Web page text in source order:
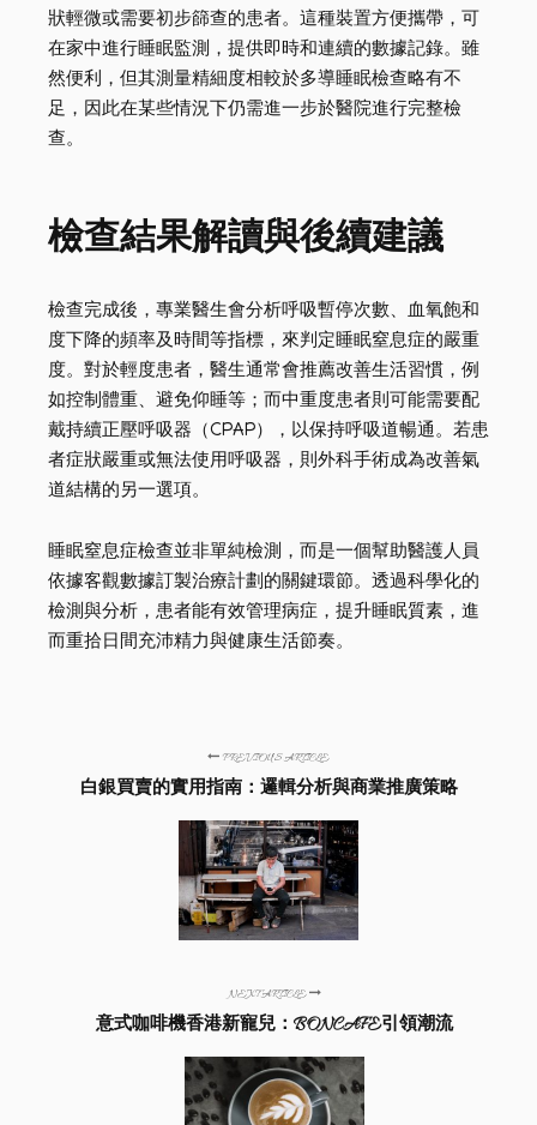
狀輕微或需要初步篩查的患者。這種裝置方便攜帶，可
在家中進行睡眠監測，提供即時和連續的數據記錄。雖
然便利，但其測量精細度相較於多導睡眠檢查略有不
足，因此在某些情況下仍需進一步於醫院進行完整檢
查。
檢查結果解讀與後續建議
檢查完成後，專業醫生會分析呼吸暫停次數、血氧飽和
度下降的頻率及時間等指標，來判定睡眠窒息症的嚴重
度。對於輕度患者，醫生通常會推薦改善生活習慣，例
如控制體重、避免仰睡等；而中重度患者則可能需要配
戴持續正壓呼吸器（CPAP），以保持呼吸道暢通。若患
者症狀嚴重或無法使用呼吸器，則外科手術成為改善氣
道結構的另一選項。
睡眠窒息症檢查並非單純檢測，而是一個幫助醫護人員
依據客觀數據訂製治療計劃的關鍵環節。透過科學化的
檢測與分析，患者能有效管理病症，提升睡眠質素，進
而重拾日間充沛精力與健康生活節奏。
PREVIOUS ARTICLE
白銀買賣的實用指南：邏輯分析與商業推廣策略
NEXT ARTICLE
意式咖啡機香港新寵兒：BONCAFE引領潮流